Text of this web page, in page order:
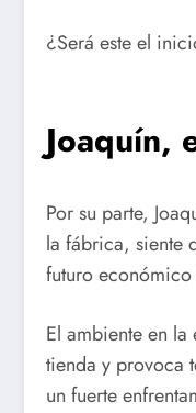
¿Será este el
Joaquín,
Por su parte,
la fábrica, siente
futuro
El ambiente en
tienda y provoca
un fuerte